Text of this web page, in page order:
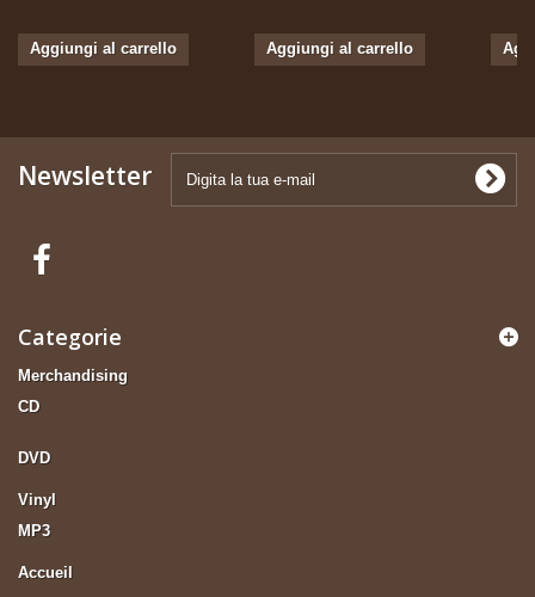
Aggiungi al carrello Aggiungi al carrello
Newsletter
Categorie
Merchandising
CD
DVD
Vinyl
MP3
Accueil